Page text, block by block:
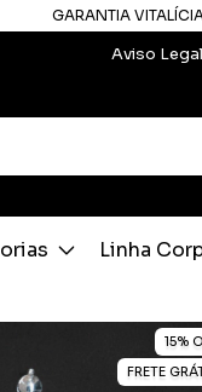
GARANTIA
Aviso Legal
Linha
15%
FRETE